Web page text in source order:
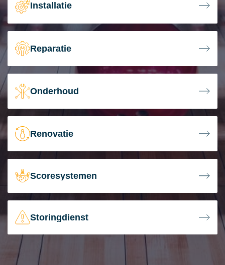
Installatie
Reparatie
Onderhoud
Renovatie
Scoresystemen
Storingdienst